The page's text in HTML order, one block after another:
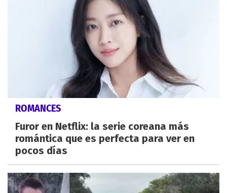
ROMANCES
Furor en Netflix: la serie coreana más
romántica que es perfecta para ver en
pocos días